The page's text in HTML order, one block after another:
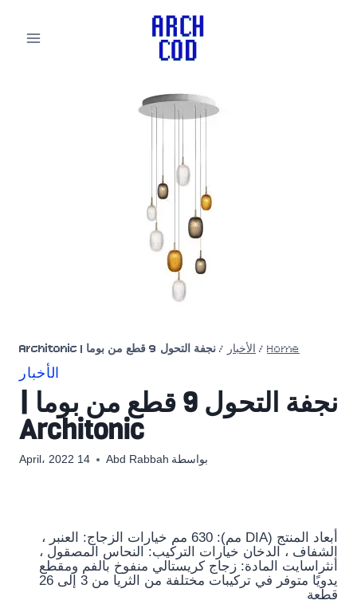
Home
/ الأخبار / نجفة التحول 9 قطع من بوما | Architonic
الأخبار
نجفة التحول 9 قطع من بوما |
Architonic
بواسطة Abd Rabbah 14 April، 2022
أبعاد المنتج (DIA مم): 630 مم خيارات الزجاج: العنبر ،
الشفاف ، الدخان خيارات التركيب: النحاس المصقول ،
أنثراسايت المادة: زجاج كريستالي منفوخ بالفم ومقطع
يدويًا متوفر في تركيبات مختلفة من الثريا من 3 إلى 26
قطعة